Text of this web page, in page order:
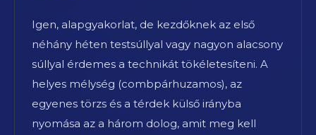
Igen, alapgyakorlat, de kezdőknek az első
néhány héten testsúllyal vagy nagyon alacsony
súllyal érdemes a technikát tökéletesíteni. A
helyes mélység (combpárhuzamos), az
egyenes törzs és a térdek külső irányba
nyomása az a három dolog, amit meg kell